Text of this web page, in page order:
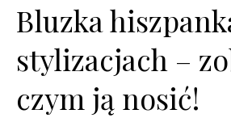
Bluzka
stylizacjach –
czym ją nosić!